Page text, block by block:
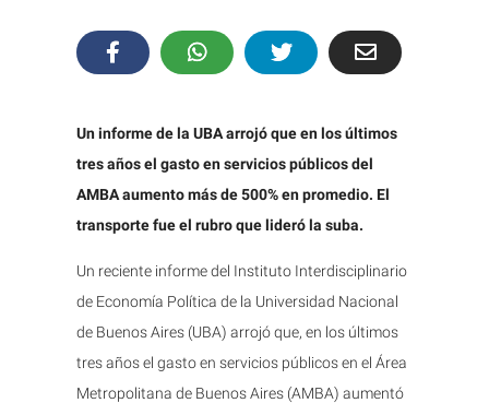
Un informe de la UBA arrojó que en los últimos
tres años el gasto en servicios públicos del
AMBA aumento más de 500% en promedio. El
transporte fue el rubro que lideró la suba.
Un reciente informe del Instituto Interdisciplinario
de Economía Política de la Universidad Nacional
de Buenos Aires (UBA) arrojó que, en los últimos
tres años el gasto en servicios públicos en el Área
Metropolitana de Buenos Aires (AMBA) aumentó